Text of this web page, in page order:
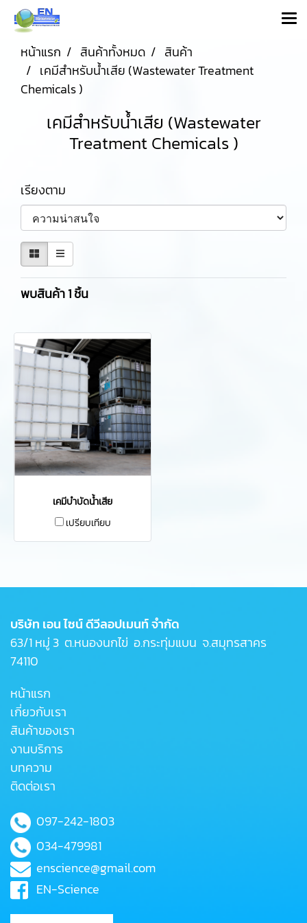
หน้าแรก สินค้าทั้งหมด
สินค้า
เคมีสำหรับน้ำเสีย (Wastewater Treatment
Chemicals )
เคมีสำหรับน้ำเสีย (Wastewater
Treatment Chemicals )
เรียงตาม
พบสินค้า 1 ชิ้น
เคมีบำบัดน้ำเสีย
เปรียบเทียบ
บริษัท เอน ไซน์ ดีวีลอปเมนท์ จำกัด
63/1 หมู่ 3 ต.หนองนกไข่ อ.กระทุ่มแบน จ.สมุทรสาคร
74110
หน้าแรก
เกี่ยวกับเรา
สินค้าของเรา
งานบริการ
บทความ
ติดต่อเรา
097-242-1803
034-479981
enscience@gmail.com
EN-Science